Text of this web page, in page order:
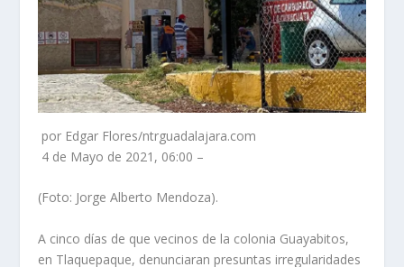
por Edgar Flores/ntrguadalajara.com
4 de Mayo de 2021, 06:00 –
(Foto: Jorge Alberto Mendoza).
A cinco días de que vecinos de la colonia Guayabitos,
en Tlaquepaque, denunciaran presuntas irregularidades